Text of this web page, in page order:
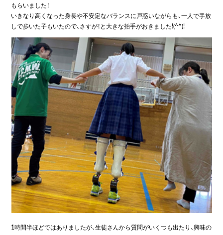
もらいました！
いきなり高くなった身長や不安定なバランスに戸惑いながらも、一人で手放
しで歩いた子もいたので、さすが！と大きな拍手がおきました!(^^)!
1時間半ほどではありましたが、生徒さんから質問がいくつも出たり、興味の